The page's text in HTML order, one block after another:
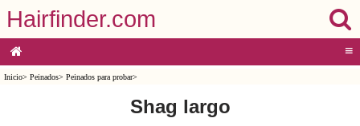
Hairfinder.com
≡
Inicio> Peinados> Peinados para probar>
Shag largo